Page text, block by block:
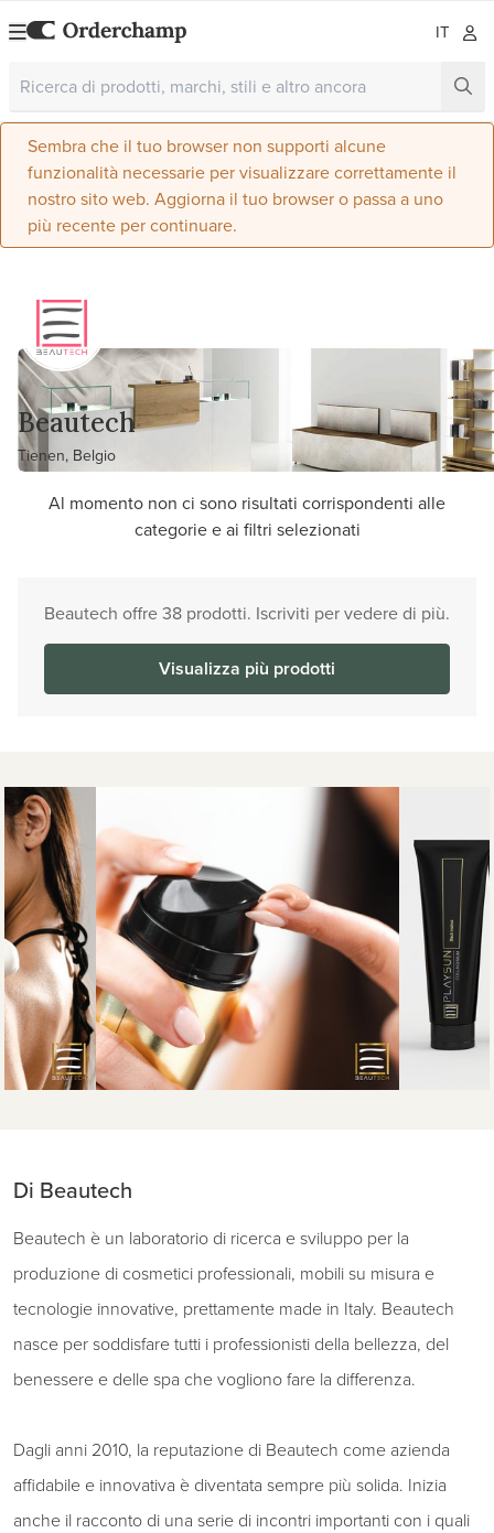
IT
Sembra che il tuo browser non supporti alcune
funzionalità necessarie per visualizzare correttamente il
nostro sito web. Aggiorna il tuo browser o passa a uno
più recente per continuare.
Beautech
Tienen, Belgio
Al momento non ci sono risultati corrispondenti alle
categorie e ai filtri selezionati
Beautech offre 38 prodotti. Iscriviti per vedere di più.
Visualizza più prodotti
Di Beautech
Beautech è un laboratorio di ricerca e sviluppo per la
produzione di cosmetici professionali, mobili su misura e
tecnologie innovative, prettamente made in Italy. Beautech
nasce per soddisfare tutti i professionisti della bellezza, del
benessere e delle spa che vogliono fare la differenza.
Dagli anni 2010, la reputazione di Beautech come azienda
affidabile e innovativa è diventata sempre più solida. Inizia
anche il racconto di una serie di incontri importanti con i quali